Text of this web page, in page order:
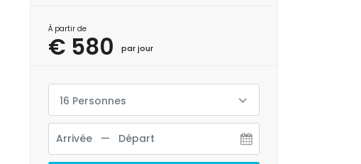
À partir de
€ 580 par jour
16 Personnes